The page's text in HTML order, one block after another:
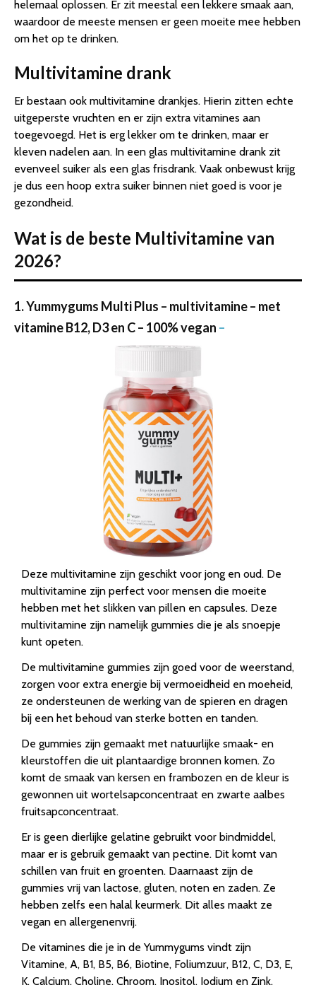
helemaal oplossen. Er zit meestal een lekkere smaak aan,
waardoor de meeste mensen er geen moeite mee hebben
om het op te drinken.
Multivitamine drank
Er bestaan ook multivitamine drankjes. Hierin zitten echte
uitgeperste vruchten en er zijn extra vitamines aan
toegevoegd. Het is erg lekker om te drinken, maar er
kleven nadelen aan. In een glas multivitamine drank zit
evenveel suiker als een glas frisdrank. Vaak onbewust krijg
je dus een hoop extra suiker binnen niet goed is voor je
gezondheid.
Wat is de beste Multivitamine van
2026?
1. Yummygums Multi Plus – multivitamine – met
vitamine B12, D3 en C – 100% vegan –
Deze multivitamine zijn geschikt voor jong en oud. De
multivitamine zijn perfect voor mensen die moeite
hebben met het slikken van pillen en capsules. Deze
multivitamine zijn namelijk gummies die je als snoepje
kunt opeten.
De multivitamine gummies zijn goed voor de weerstand,
zorgen voor extra energie bij vermoeidheid en moeheid,
ze ondersteunen de werking van de spieren en dragen
bij een het behoud van sterke botten en tanden.
De gummies zijn gemaakt met natuurlijke smaak- en
kleurstoffen die uit plantaardige bronnen komen. Zo
komt de smaak van kersen en frambozen en de kleur is
gewonnen uit wortelsapconcentraat en zwarte aalbes
fruitsapconcentraat.
Er is geen dierlijke gelatine gebruikt voor bindmiddel,
maar er is gebruik gemaakt van pectine. Dit komt van
schillen van fruit en groenten. Daarnaast zijn de
gummies vrij van lactose, gluten, noten en zaden. Ze
hebben zelfs een halal keurmerk. Dit alles maakt ze
vegan en allergenenvrij.
De vitamines die je in de Yummygums vindt zijn
Vitamine, A, B1, B5, B6, Biotine, Foliumzuur, B12, C, D3, E,
K, Calcium, Choline, Chroom, Inositol, Jodium en Zink.